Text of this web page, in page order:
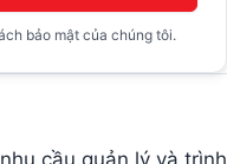
bảo mật của chúng tôi.
cầu quản lý và trình